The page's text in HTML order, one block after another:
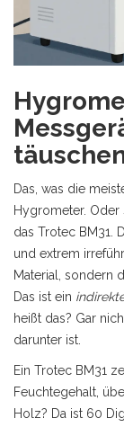
Das, was die
Hygrometer. Oder
das Trotec BM31.
und extrem
Material, sondern
Das ist ein
heißt das? Gar
darunter ist.
Ein Trotec BM31
Feuchtegehalt,
Holz? Da ist 60